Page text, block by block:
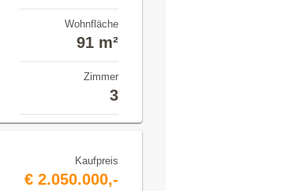
Wohnfläche
91 m²
Zimmer
3
Kaufpreis
€ 2.050.000,-